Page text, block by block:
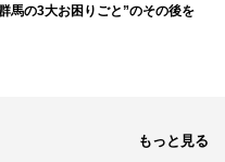
馬の3大お困りごと”のその後を
もっと見る